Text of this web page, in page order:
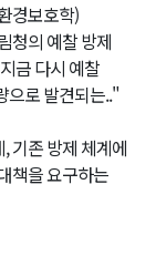
경보호학)
청의 예찰 방제
금 다시 예찰
으로 발견되는.."
기존 방제 체계에
책을 요구하는